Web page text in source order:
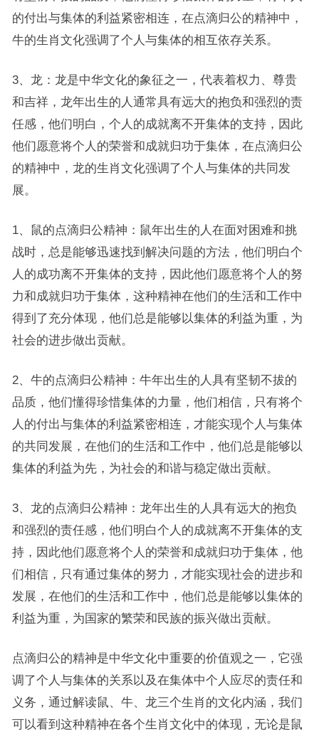
的付出与集体的利益紧密相连，在点滴归公的精神中，
牛的生肖文化强调了个人与集体的相互依存关系。
3、龙：龙是中华文化的象征之一，代表着权力、尊贵
和吉祥，龙年出生的人通常具有远大的抱负和强烈的责
任感，他们明白，个人的成就离不开集体的支持，因此
他们愿意将个人的荣誉和成就归功于集体，在点滴归公
的精神中，龙的生肖文化强调了个人与集体的共同发
展。
1、鼠的点滴归公精神：鼠年出生的人在面对困难和挑
战时，总是能够迅速找到解决问题的方法，他们明白个
人的成功离不开集体的支持，因此他们愿意将个人的努
力和成就归功于集体，这种精神在他们的生活和工作中
得到了充分体现，他们总是能够以集体的利益为重，为
社会的进步做出贡献。
2、牛的点滴归公精神：牛年出生的人具有坚韧不拔的
品质，他们懂得珍惜集体的力量，他们相信，只有将个
人的付出与集体的利益紧密相连，才能实现个人与集体
的共同发展，在他们的生活和工作中，他们总是能够以
集体的利益为先，为社会的和谐与稳定做出贡献。
3、龙的点滴归公精神：龙年出生的人具有远大的抱负
和强烈的责任感，他们明白个人的成就离不开集体的支
持，因此他们愿意将个人的荣誉和成就归功于集体，他
们相信，只有通过集体的努力，才能实现社会的进步和
发展，在他们的生活和工作中，他们总是能够以集体的
利益为重，为国家的繁荣和民族的振兴做出贡献。
点滴归公的精神是中华文化中重要的价值观之一，它强
调了个人与集体的关系以及在集体中个人应尽的责任和
义务，通过解读鼠、牛、龙三个生肖的文化内涵，我们
可以看到这种精神在各个生肖文化中的体现，无论是鼠